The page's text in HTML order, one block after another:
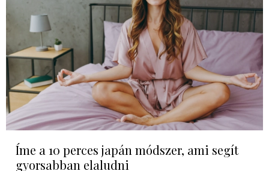
Íme a 10 perces japán módszer, ami segít
gyorsabban elaludni